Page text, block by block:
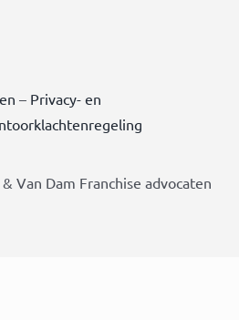
– Privacy- en
Van Dam Franchise advocaten